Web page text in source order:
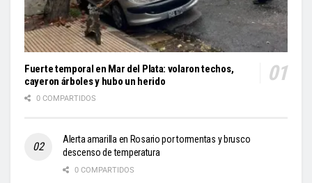
Fuerte temporal en Mar del Plata: volaron techos,
cayeron árboles y hubo un herido
0 COMPARTIDOS
Alerta amarilla en Rosario por tormentas y brusco
descenso de temperatura
0 COMPARTIDOS